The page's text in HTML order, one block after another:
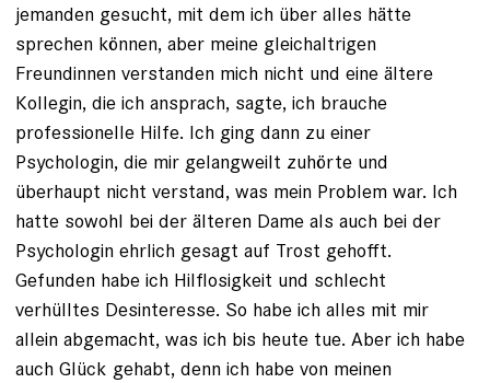
jemanden gesucht, mit dem ich über alles hätte
sprechen können, aber meine gleichaltrigen
Freundinnen verstanden mich nicht und eine ältere
Kollegin, die ich ansprach, sagte, ich brauche
professionelle Hilfe. Ich ging dann zu einer
Psychologin, die mir gelangweilt zuhörte und
überhaupt nicht verstand, was mein Problem war. Ich
hatte sowohl bei der älteren Dame als auch bei der
Psychologin ehrlich gesagt auf Trost gehofft.
Gefunden habe ich Hilflosigkeit und schlecht
verhülltes Desinteresse. So habe ich alles mit mir
allein abgemacht, was ich bis heute tue. Aber ich habe
auch Glück gehabt, denn ich habe von meinen